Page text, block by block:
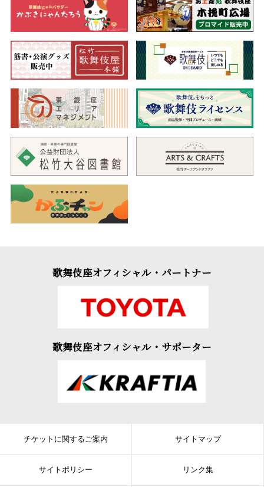
歌舞伎座オフィシャル・パートナー
歌舞伎座オフィシャル・サポーター
チケットに関するご案内 サイトマップ
サイトポリシー リンク集